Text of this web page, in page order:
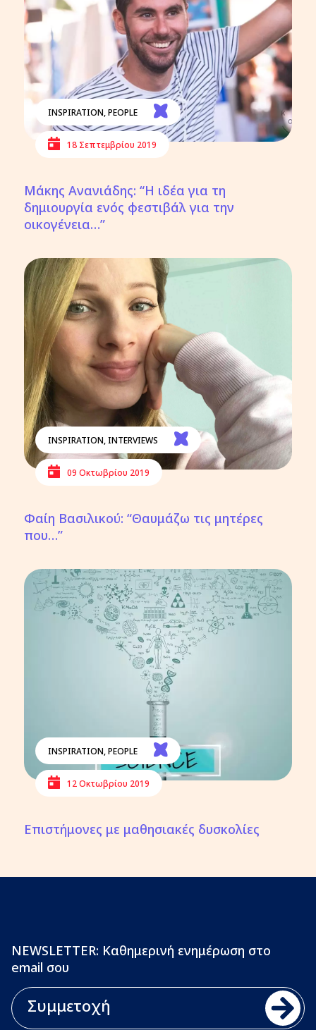
INSPIRATION,PEOPLE
18 Σεπτεμβρίου 2019
Μάκης Ανανιάδης: “Η ιδέα για τη
δημιουργία ενός φεστιβάλ για την
οικογένεια…”
INSPIRATION,INTERVIEWS
09 Οκτωβρίου 2019
Φαίη Βασιλικού: “Θαυμάζω τις μητέρες
που…”
INSPIRATION,PEOPLE
12 Οκτωβρίου 2019
Επιστήμονες με μαθησιακές δυσκολίες
NEWSLETTER: Καθημερινή ενημέρωση στο
email σου